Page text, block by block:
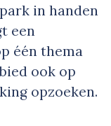
in handen
een
één thema
ook op
opzoeken.